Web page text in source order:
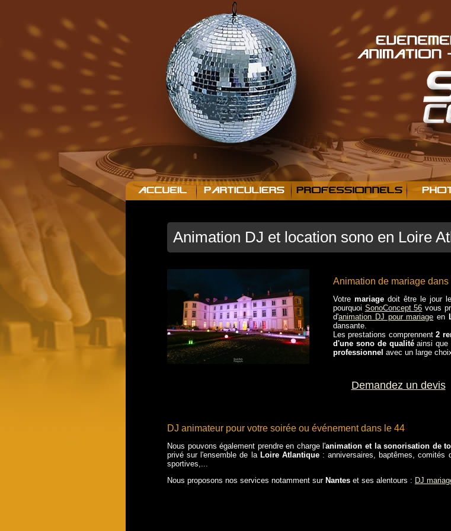
ANIMATION
ACCUEIL PARTICULIERS PROFESSIONNELS
Animation DJ et location sono en Loire
Animation de mariage dans
Votre mariage doit être le jour
pourquoi SonoConcept 56 vous
d'animation DJ pour mariage en
dansante.
Les prestations comprennent2
d'une sono de qualitéainsi que
professionnel avec un large
Demandez un devis
DJ animateur pour votre soirée ou événement dans le 44
Nous pouvons également prendre en charge l'animation et la sonorisation de
privé sur l'ensemble de la Loire Atlantique: anniversaires, baptêmes, comités
sportives,...
Nous proposons nos services notamment sur Nantes et ses alentours : DJ